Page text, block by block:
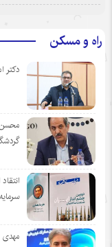
راه و مسکن
دکتر
محسن
مهدی